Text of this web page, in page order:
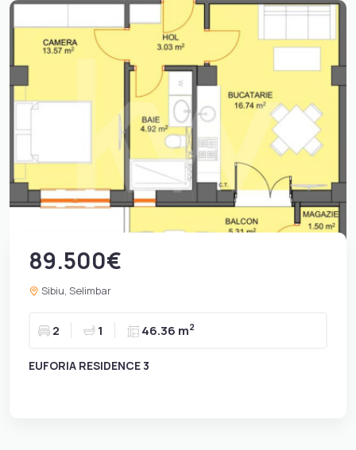
89.500€
Sibiu, Selimbar
2 1 46.36 m2
EUFORIA RESIDENCE 3